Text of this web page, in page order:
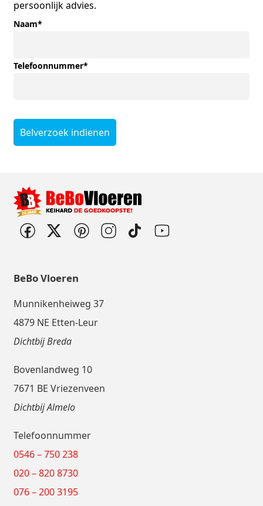
persoonlijk advies.
Naam*
Telefoonnummer*
Belverzoek indienen
BeBo Vloeren
Munnikenheiweg 37
4879 NE Etten-Leur
Dichtbij Breda
Bovenlandweg 10
7671 BE Vriezenveen
Dichtbij Almelo
Telefoonnummer
0546 – 750 238
020 – 820 8730
076 – 200 3195